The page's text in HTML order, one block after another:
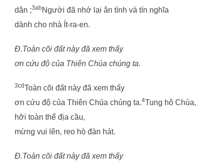
dân ;3abNgười đã nhớ lại ân tình và tín nghĩa
dành cho nhà Ít-ra-en.
Đ.Toàn cõi đất này đã xem thấy
ơn cứu độ của Thiên Chúa chúng ta.
3cdToàn cõi đất này đã xem thấy
ơn cứu độ của Thiên Chúa chúng ta.4Tung hô Chúa,
hỡi toàn thể địa cầu,
mừng vui lên, reo hò đàn hát.
Đ.Toàn cõi đất này đã xem thấy